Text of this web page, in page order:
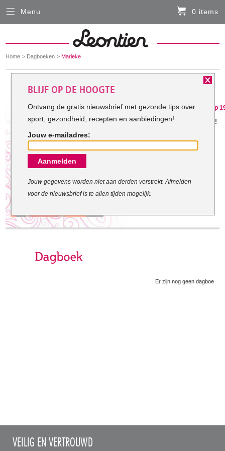
You
here:
Home Dagboeken Marieke
Marieke is gestopt met haar doel op
Jammer, maar geef het niet op!
Er zijn nog geen
Menu 0 items
VEILIG EN VERTROUWD
Sluiten
HARDLOOPKLEDING
FIETSKLEDING
SERVICE
Inloggen
Contact- en adresgegevens
Levertijd, retourneren, ruilen
Algemene voorwaarden
BLIJF OP DE HOOGTE
Ontvang de gratis nieuwsbrief met gezonde tips over
sport, gezondheid, recepten en aanbiedingen!
Jouw e-mailadres:
Aanmelden
Jouw gegevens worden niet aan derden verstrekt. Afmelden
voor de nieuwsbrief is te allen tijden mogelijk.